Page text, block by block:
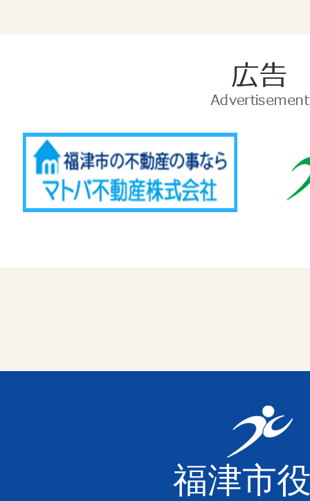
告
福
津
福津市